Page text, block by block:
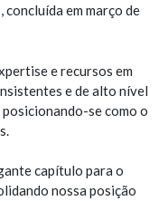
concluída em março de
e recursos em
e de alto nível
se como o
capítulo para o
nossa posição